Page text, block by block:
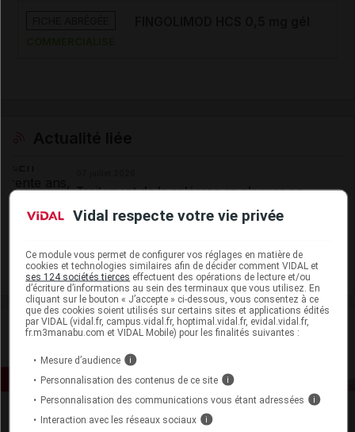
Traitement de la sclérose en plaques en
2026 : nouvelles données, nouvelles pratiques
(Partie III)
Voir plus
Vidal respecte votre vie privée
Ce module vous permet de configurer vos réglages en matière de
cookies et technologies similaires afin de décider comment VIDAL et
ses 124 sociétés tierces effectuent des opérations de lecture et/ou
d’écriture d’informations au sein des terminaux que vous utilisez. En
cliquant sur le bouton « J’accepte » ci-dessous, vous consentez à ce
que des cookies soient utilisés sur certains sites et applications édités
par VIDAL (vidal.fr, campus.vidal.fr, hoptimal.vidal.fr, evidal.vidal.fr,
fr.m3manabu.com et VIDAL Mobile) pour les finalités suivantes :
Mesure d’audience i
Personnalisation des contenus de ce site i
Personnalisation des communications vous étant adressées i
Interaction avec les réseaux sociaux i